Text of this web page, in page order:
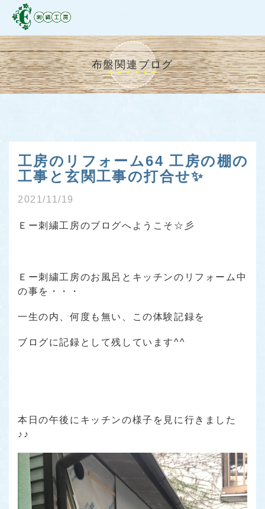
布盤関連ブログ
工房のリフォーム64 工房の棚の
工事と玄関工事の打合せ✨
2021/11/19
Ｅー刺繍工房のブログへようこそ☆彡
Ｅー刺繍工房のお風呂とキッチンのリフォーム中
の事を・・・
一生の内、何度も無い、この体験記録を
ブログに記録として残しています^^
本日の午後にキッチンの様子を見に行きました
♪♪